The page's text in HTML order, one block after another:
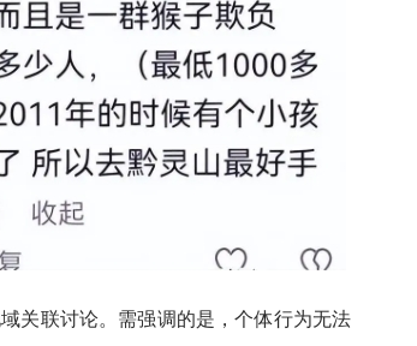
关联讨论。需强调的是，个体行为无法